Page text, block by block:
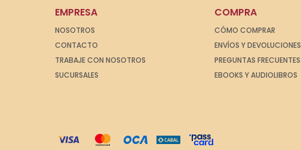
EMPRESA
NOSOTROS
CONTACTO
TRABAJE CON NOSOTROS
SUCURSALES
COMPRA
CÓMO COMPRAR
ENVÍOS Y DEVOLUCIONES
PREGUNTAS FRECUENTES
EBOOKS Y AUDIOLIBROS